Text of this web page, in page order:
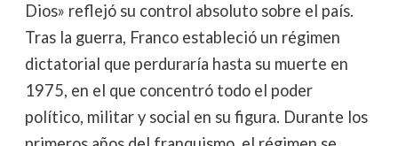
Dios» reflejó su control absoluto sobre el país.
Tras la guerra, Franco estableció un régimen
dictatorial que perduraría hasta su muerte en
1975, en el que concentró todo el poder
político, militar y social en su figura. Durante los